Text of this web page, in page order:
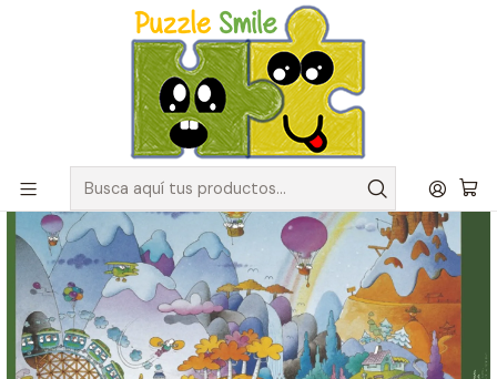
Envíos GRATIS para pedidos sobre $50.000 en Regiones de la
Catálogo de Puzzles y Rompecabezas
Marcas
Puzzle 1000 Piezas | Idyll By The Field